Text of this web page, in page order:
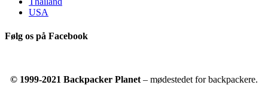
USA
Følg os på Facebook
© 1999-2021 Backpacker Planet – mødestedet for backpackere.